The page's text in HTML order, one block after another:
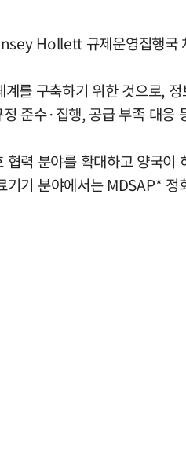
Hollett 규제운영집행국
계를 구축하기 위한 것으로
준수·집행, 공급 부족 대응
력 분야를 확대하고 양국
기 분야에서는 MDSAP*